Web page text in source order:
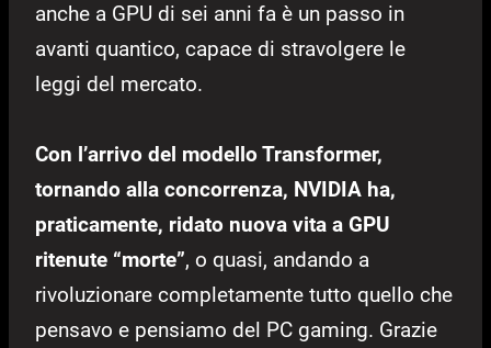
anche a GPU di sei anni fa è un passo in
avanti quantico, capace di stravolgere le
leggi del mercato.
Con l’arrivo del modello Transformer,
tornando alla concorrenza, NVIDIA ha,
praticamente, ridato nuova vita a GPU
ritenute “morte”, o quasi, andando a
rivoluzionare completamente tutto quello che
pensavo e pensiamo del PC gaming. Grazie